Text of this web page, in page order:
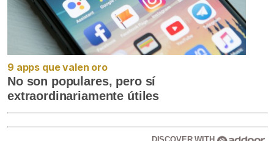
9 apps que valen oro
No son populares, pero sí
extraordinariamente útiles